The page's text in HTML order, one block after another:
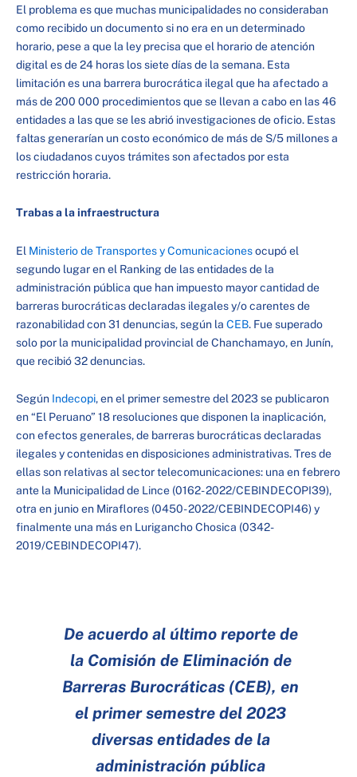
El problema es que muchas municipalidades no consideraban
como recibido un documento si no era en un determinado
horario, pese a que la ley precisa que el horario de atención
digital es de 24 horas los siete días de la semana. Esta
limitación es una barrera burocrática ilegal que ha afectado a
más de 200 000 procedimientos que se llevan a cabo en las 46
entidades a las que se les abrió investigaciones de oficio. Estas
faltas generarían un costo económico de más de S/5 millones a
los ciudadanos cuyos trámites son afectados por esta
restricción horaria.
Trabas a la infraestructura
El Ministerio de Transportes y Comunicacionesocupó el
segundo lugar en el Ranking de las entidades de la
administración pública que han impuesto mayor cantidad de
barreras burocráticas declaradas ilegales y/o carentes de
razonabilidad con 31 denuncias, según la CEB. Fue superado
solo por la municipalidad provincial de Chanchamayo, en Junín,
que recibió 32 denuncias.
Según Indecopi, en el primer semestre del 2023 se publicaron
en “El Peruano” 18 resoluciones que disponen la inaplicación,
con efectos generales, de barreras burocráticas declaradas
ilegales y contenidas en disposiciones administrativas. Tres de
ellas son relativas al sector telecomunicaciones: una en febrero
ante la Municipalidad de Lince (0162- 2022/CEBINDECOPI39),
otra en junio en Miraflores (0450- 2022/CEBINDECOPI46) y
finalmente una más en Lurigancho Chosica (0342-
2019/CEBINDECOPI47).
De acuerdo al último reporte de
la Comisión de Eliminación de
Barreras Burocráticas (CEB), en
el primer semestre del 2023
diversas entidades de la
administración pública